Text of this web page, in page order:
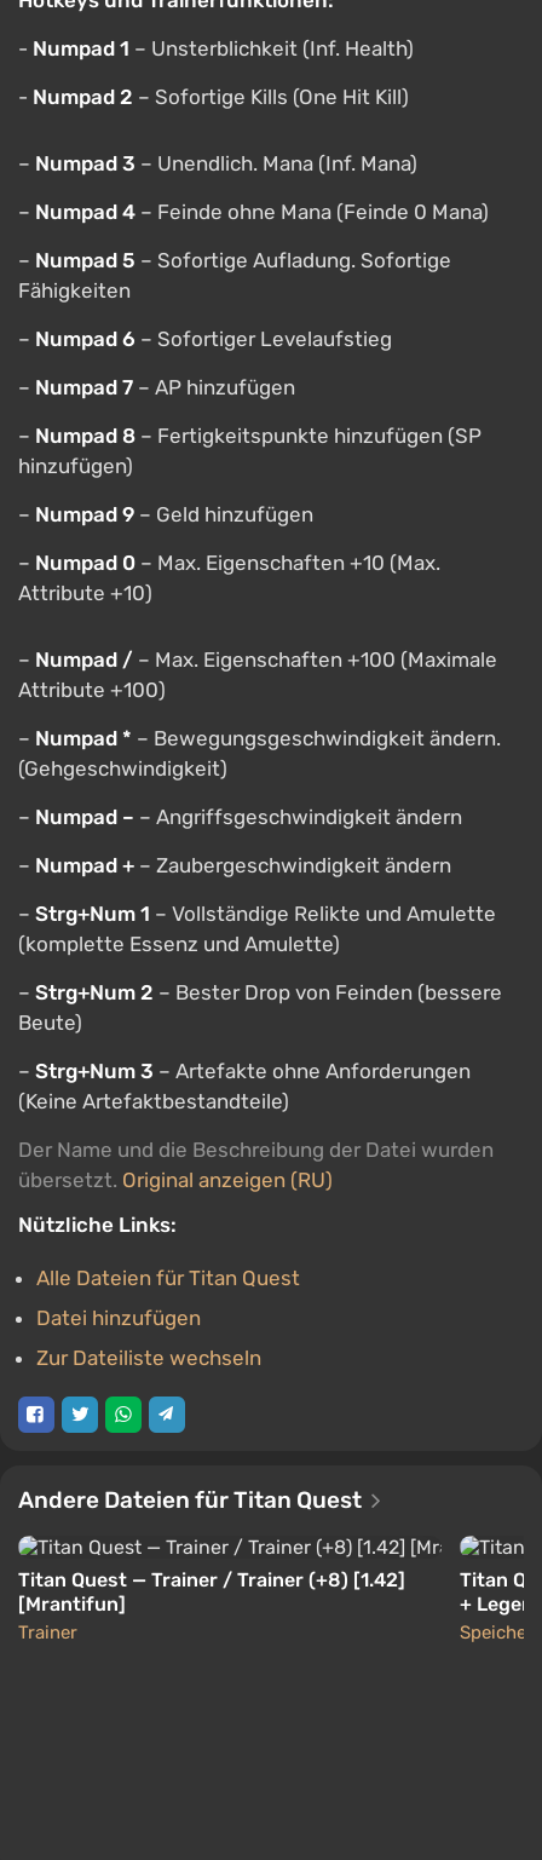
- Numpad 1 – Unsterblichkeit (Inf. Health)
- Numpad 2 – Sofortige Kills (One Hit Kill)
– Numpad 3 – Unendlich. Mana (Inf. Mana)
– Numpad 4 – Feinde ohne Mana (Feinde 0 Mana)
– Numpad 5 – Sofortige Aufladung. Sofortige
Fähigkeiten
– Numpad 6 – Sofortiger Levelaufstieg
– Numpad 7 – AP hinzufügen
– Numpad 8 – Fertigkeitspunkte hinzufügen (SP
hinzufügen)
– Numpad 9 – Geld hinzufügen
– Numpad 0 – Max. Eigenschaften +10 (Max.
Attribute +10)
– Numpad / – Max. Eigenschaften +100 (Maximale
Attribute +100)
– Numpad * – Bewegungsgeschwindigkeit ändern.
(Gehgeschwindigkeit)
– Numpad – – Angriffsgeschwindigkeit ändern
– Numpad + – Zaubergeschwindigkeit ändern
– Strg+Num 1 – Vollständige Relikte und Amulette
(komplette Essenz und Amulette)
– Strg+Num 2 – Bester Drop von Feinden (bessere
Beute)
– Strg+Num 3 – Artefakte ohne Anforderungen
(Keine Artefaktbestandteile)
Der Name und die Beschreibung der Datei wurden
übersetzt. Original anzeigen (RU)
Nützliche Links:
Alle Dateien für Titan Quest
Datei hinzufügen
Zur Dateiliste wechseln
Andere Dateien für Titan Quest
Titan Quest — Trainer / Trainer (+8) [1.42]
[Mrantifun]
Trainer
Titan
+